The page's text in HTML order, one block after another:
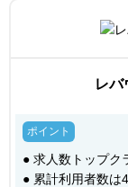
レバ
● 求人数トップク
● 累計利用者数は